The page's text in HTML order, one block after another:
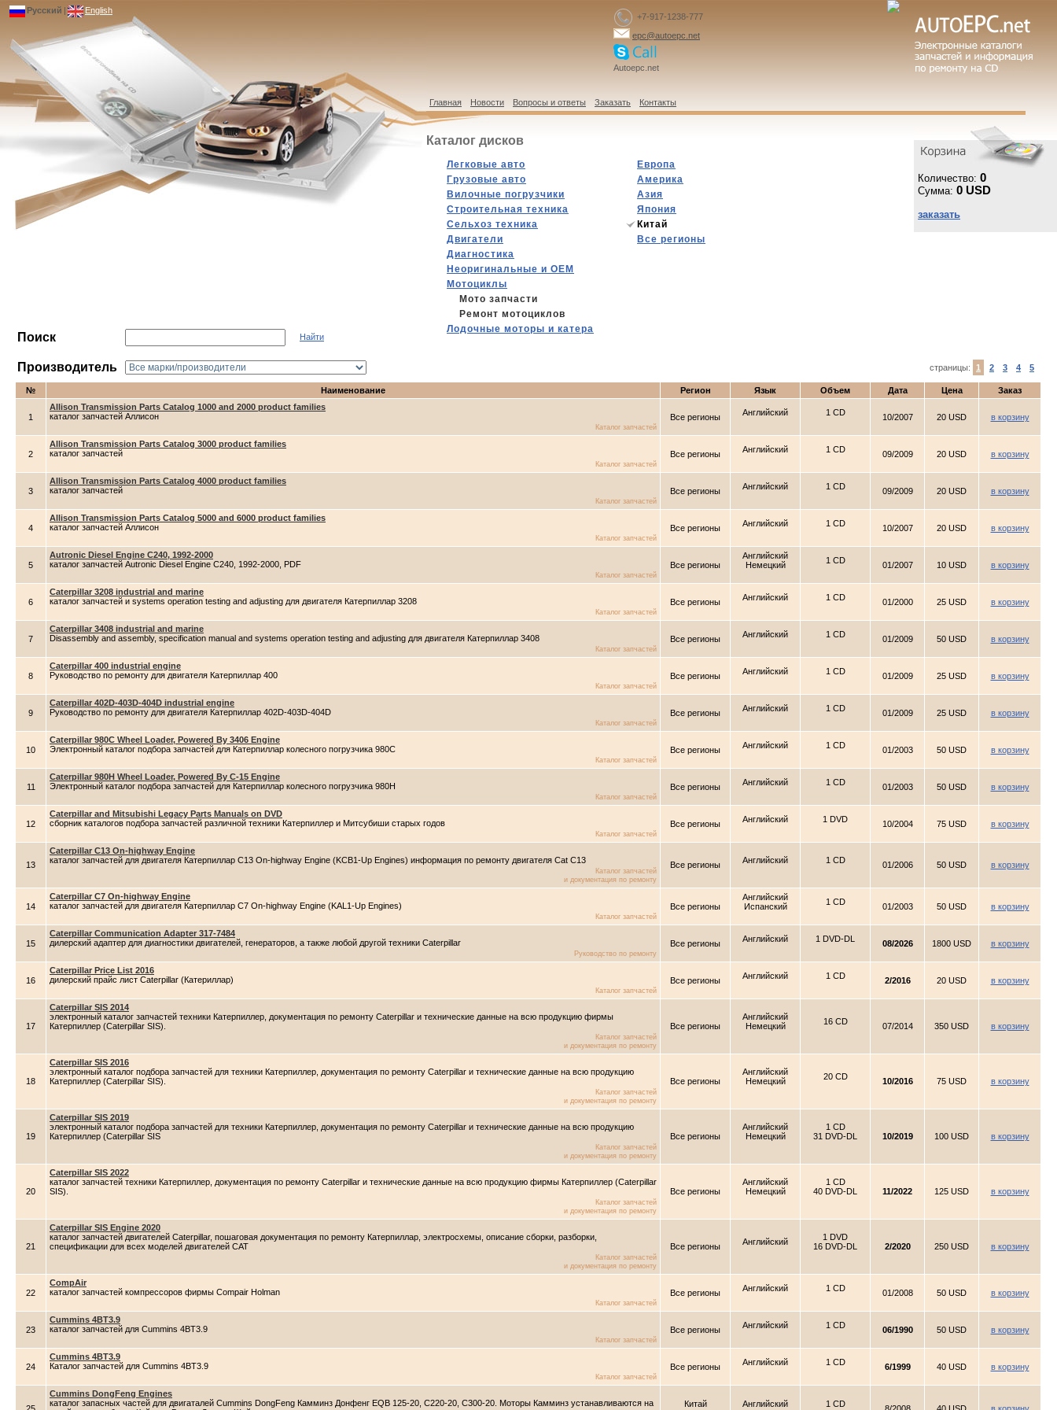
Количество: 0
Сумма: 0 USD
заказать
+7-917-1238-777
epc@autoepc.net
Autoepc.net
Главная Новости Вопросы и ответы Заказать Контакты
Русский | English
Каталог дисков
Легковые авто
Грузовые авто
Вилочные погрузчики
Строительная техника
Сельхоз техника
Двигатели
Диагностика
Hеоригинальные и OEM
Мотоциклы
Мото запчасти
Ремонт мотоциклов
Лодочные моторы и катера
Европа
Америка
Азия
Япония
Китай
Все регионы
Поиск Найти
Производитель страницы: 1 2 3 4 5
№ Наименование Регион Язык Объем Дата Цена Заказ
1
Allison Transmission Parts Catalog 1000 and 2000 product families
каталог запчастей Аллисон
Каталог запчастей
Все регионы Английский 1 CD 10/2007 20 USD в корзину
2
Allison Transmission Parts Catalog 3000 product families
каталог запчастей
Каталог запчастей
Все регионы Английский 1 CD 09/2009 20 USD в корзину
3
Allison Transmission Parts Catalog 4000 product families
каталог запчастей
Каталог запчастей
Все регионы Английский 1 CD 09/2009 20 USD в корзину
4
Allison Transmission Parts Catalog 5000 and 6000 product families
каталог запчастей Аллисон
Каталог запчастей
Все регионы Английский 1 CD 10/2007 20 USD в корзину
5
Autronic Diesel Engine C240, 1992-2000
каталог запчастей Autronic Diesel Engine C240, 1992-2000, PDF
Каталог запчастей
Все регионы
Английский
Немецкий
1 CD 01/2007 10 USD в корзину
6
Caterpillar 3208 industrial and marine
каталог запчастей и systems operation testing and adjusting для двигателя Катерпиллар 3208
Каталог запчастей
Все регионы Английский 1 CD 01/2000 25 USD в корзину
7
Caterpillar 3408 industrial and marine
Disassembly and assembly, specification manual and systems operation testing and adjusting для двигателя Катерпиллар 3408
Каталог запчастей
Все регионы Английский 1 CD 01/2009 50 USD в корзину
8
Caterpillar 400 industrial engine
Руководство по ремонту для двигателя Катерпиллар 400
Каталог запчастей
Все регионы Английский 1 CD 01/2009 25 USD в корзину
9
Caterpillar 402D-403D-404D industrial engine
Руководство по ремонту для двигателя Катерпиллар 402D-403D-404D
Каталог запчастей
Все регионы Английский 1 CD 01/2009 25 USD в корзину
10
Caterpillar 980C Wheel Loader, Powered By 3406 Engine
Электронный каталог подбора запчастей для Катерпиллар колесного погрузчика 980C
Каталог запчастей
Все регионы Английский 1 CD 01/2003 50 USD в корзину
11
Caterpillar 980H Wheel Loader, Powered By C-15 Engine
Электронный каталог подбора запчастей для Катерпиллар колесного погрузчика 980H
Каталог запчастей
Все регионы Английский 1 CD 01/2003 50 USD в корзину
12
Caterpillar and Mitsubishi Legacy Parts Manuals on DVD
сборник каталогов подбора запчастей различной техники Катерпиллер и Митсубиши старых годов
Каталог запчастей
Все регионы Английский 1 DVD 10/2004 75 USD в корзину
13
Caterpillar C13 On-highway Engine
каталог запчастей для двигателя Катерпиллар C13 On-highway Engine (KCB1-Up Engines) информация по ремонту двигателя Cat C13
Каталог запчастей
и документация по ремонту
Все регионы Английский 1 CD 01/2006 50 USD в корзину
14
Caterpillar C7 On-highway Engine
каталог запчастей для двигателя Катерпиллар C7 On-highway Engine (KAL1-Up Engines)
Каталог запчастей
Все регионы
Английский
Испанский
1 CD 01/2003 50 USD в корзину
15
Caterpillar Communication Adapter 317-7484
дилерский адаптер для диагностики двигателей, генераторов, а также любой другой техники Caterpillar
Руководство по ремонту
Все регионы Английский 1 DVD-DL 08/2026 1800 USD в корзину
16
Caterpillar Price List 2016
дилерский прайс лист Caterpillar (Катериллар)
Каталог запчастей
Все регионы Английский 1 CD 2/2016 20 USD в корзину
17
Caterpillar SIS 2014
электронный каталог запчастей техники Катерпиллер, документация по ремонту Caterpillar и технические данные на всю продукцию фирмы
Катерпиллер (Caterpillar SIS).
Каталог запчастей
и документация по ремонту
Все регионы
Английский
Немецкий
16 CD 07/2014 350 USD в корзину
18
Caterpillar SIS 2016
электронный каталог подбора запчастей для техники Катерпиллер, документация по ремонту Caterpillar и технические данные на всю продукцию
Катерпиллер (Caterpillar SIS).
Каталог запчастей
и документация по ремонту
Все регионы
Английский
Немецкий
20 CD 10/2016 75 USD в корзину
19
Caterpillar SIS 2019
электронный каталог подбора запчастей для техники Катерпиллер, документация по ремонту Caterpillar и технические данные на всю продукцию
Катерпиллер (Caterpillar SIS
Каталог запчастей
и документация по ремонту
Все регионы
Английский
Немецкий
1 CD
31 DVD-DL
10/2019 100 USD в корзину
20
Caterpillar SIS 2022
каталог запчастей техники Катерпиллер, документация по ремонту Caterpillar и технические данные на всю продукцию фирмы Катерпиллер (Caterpillar
SIS).
Каталог запчастей
и документация по ремонту
Все регионы
Английский
Немецкий
1 CD
40 DVD-DL
11/2022 125 USD в корзину
21
Caterpillar SIS Engine 2020
каталог запчастей двигателей Caterpillar, пошаговая документация по ремонту Катерпиллар, электросхемы, описание сборки, разборки,
спецификации для всех моделей двигателей CAT
Каталог запчастей
и документация по ремонту
Все регионы Английский
1 DVD
16 DVD-DL
2/2020 250 USD в корзину
22
CompAir
каталог запчастей компрессоров фирмы Compair Holman
Каталог запчастей
Все регионы Английский 1 CD 01/2008 50 USD в корзину
23
Cummins 4BT3.9
каталог запчастей для Cummins 4BT3.9
Каталог запчастей
Все регионы Английский 1 CD 06/1990 50 USD в корзину
24
Cummins 4BT3.9
Каталог запчастей для Cummins 4BT3.9
Каталог запчастей
Все регионы Английский 1 CD 6/1999 40 USD в корзину
Cummins DongFeng Engines
каталог запасных частей для двигаталей Cummins DongFeng Камминз Донфенг EQB 125-20, C220-20, C300-20. Моторы Камминз устанавливаются на
Китай Английский 1 CD